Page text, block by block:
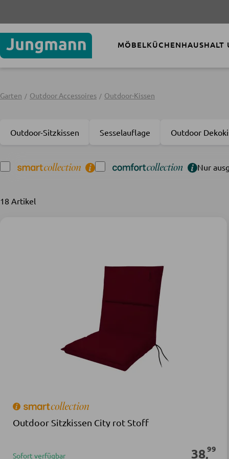
MÖBELKÜCHENHAUSHALT
Garten Outdoor Accessoires Outdoor-Kissen
Outdoor-Sitzkissen Sesselauflage Outdoor
Nur
18 Artikel
Outdoor Sitzkissen City rot Stoff
Sofort verfügbar 38,99